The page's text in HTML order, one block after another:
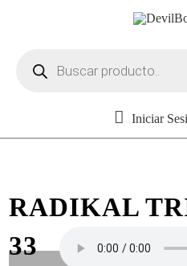
productos
Iniciar
RADIKAL
33